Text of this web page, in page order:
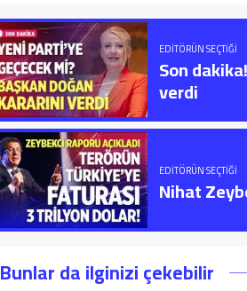
EDITÖRÜN SEÇTIĞI
Son
verdi
EDITÖRÜN SEÇTIĞI
Nihat
Bunlar da ilginizi çekebilir